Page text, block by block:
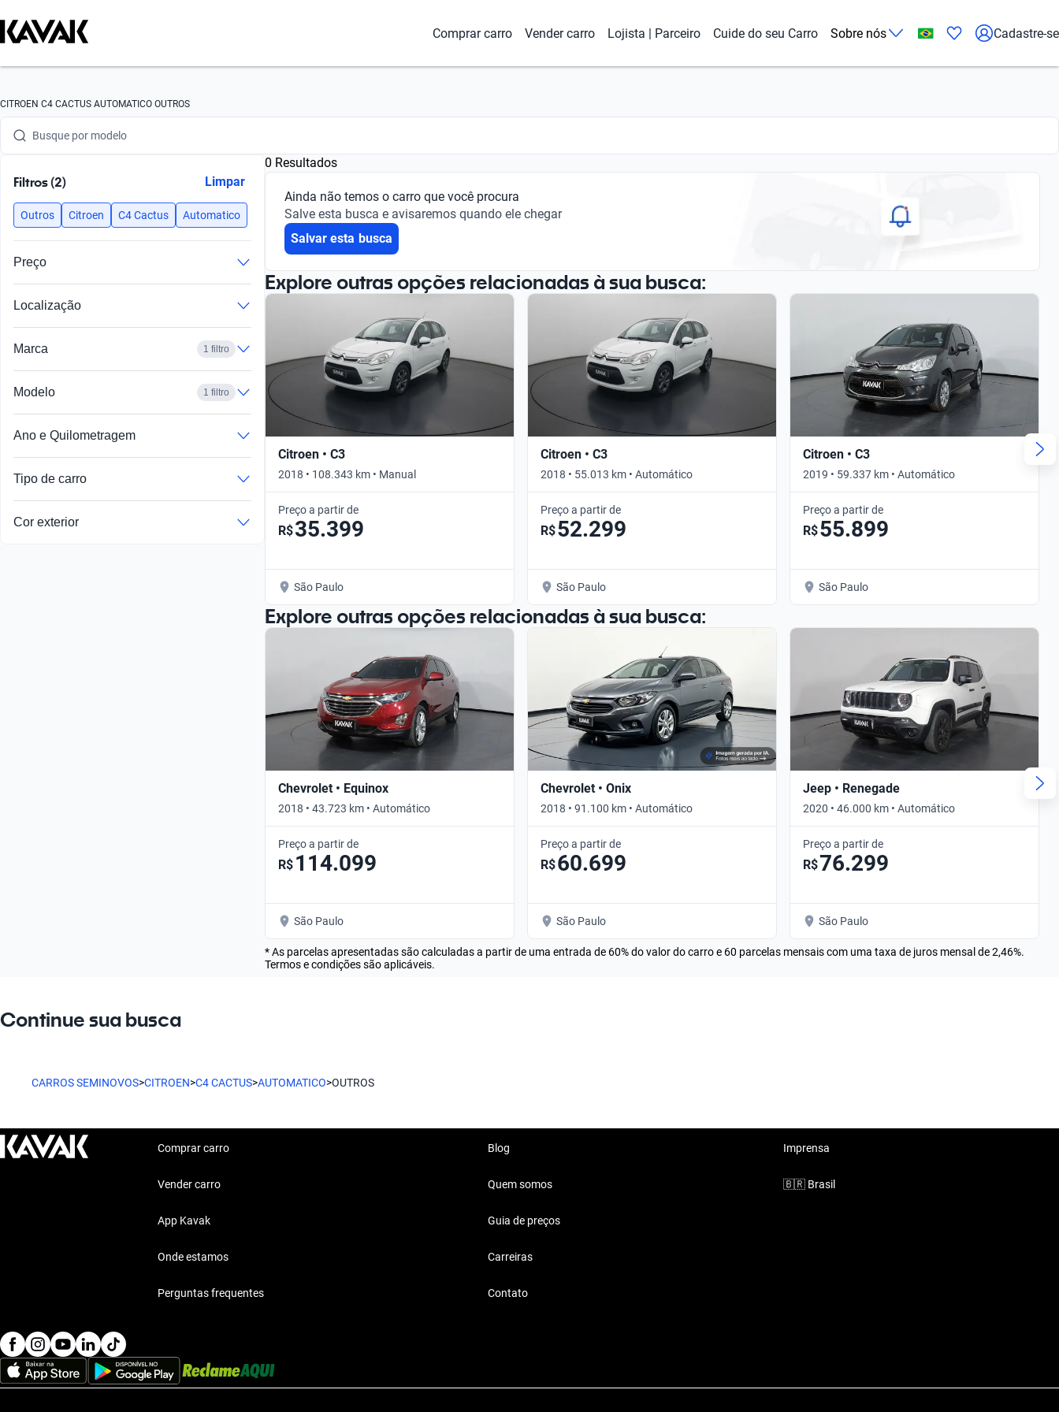
Comprar carro Vender carro Lojista | Parceiro Cuide do seu Carro Sobre nós Cadastre-se
CITROEN C4 CACTUS AUTOMATICO OUTROS
Busque por marca
Busque por modelo
Busque por ano
Busque por marca
Busque por versão
Busque por ano
Filtros (2) Limpar
Outros Citroen C4 Cactus Automatico
Preço
Localização
Marca 1 filtro
Modelo 1 filtro
Ano e Quilometragem
Tipo de carro
Cor exterior
0 Resultados
Ainda não temos o carro que você procura
Salve esta busca e avisaremos quando ele chegar
Salvar esta busca
Explore outras opções relacionadas à sua busca:
Citroen • C3
2018 • 108.343 km • Manual
Preço a partir de
R$35.399
São Paulo
Citroen • C3
2018 • 55.013 km • Automático
Preço a partir de
R$52.299
São Paulo
Citroen • C3
2019 • 59.337 km • Automático
Preço a partir de
R$55.899
São Paulo
Explore outras opções relacionadas à sua busca:
Chevrolet • Equinox
2018 • 43.723 km • Automático
Preço a partir de
R$ 114.099
São Paulo
Chevrolet • Onix
2018 • 91.100 km • Automático
Preço a partir de
R$60.699
São Paulo
Jeep • Renegade
2020 • 46.000 km • Automático
Preço a partir de
R$76.299
São Paulo
* As parcelas apresentadas são calculadas a partir de uma entrada de 60% do valor do carro e 60 parcelas mensais com uma taxa de juros mensal de 2,46%.
Termos e condições são aplicáveis.
Continue sua busca
CARROS SEMINOVOS>CITROEN>C4 CACTUS>AUTOMATICO>OUTROS
Comprar carro
Vender carro
App Kavak
Onde estamos
Perguntas frequentes
Blog
Quem somos
Guia de preços
Carreiras
Contato
Imprensa
🇧🇷 Brasil